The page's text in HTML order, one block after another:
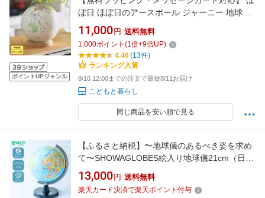
ポイントUPジャンル
ぼ日 ほぼ日のアースボール ジャーニー 地球儀
子供 小学生 おしゃれ スマホ連動 アプリ 知育玩
具 インテリア 入学祝い プレゼント
11,000 円 送料無料
1,000ポイント (1倍+9倍UP)
4.46(13件)
ランキング入賞
8/10 12:00までの注文で最短8/11お届け
こどもと暮らし
同じ商品を安い順で見る
【ふるさと納税】〜地球儀のあるべき姿を求め
て〜SHOWAGLOBES絵入り地球儀21cm（日本
地図付） | 地球儀 色分け 国 地域別 地図 日本地
図 イラスト こども 子ども 子供 お子様 大人 家
族 インテリア 記念 入学 ギフト プレゼント お
13,000 円 送料無料
楽天カード決済で楽天ポイント付与